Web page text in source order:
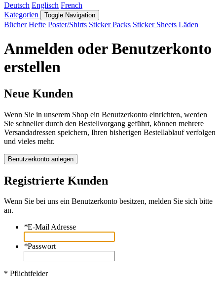
Deutsch Englisch French
Kategorien
Toggle Navigation
Bücher Hefte Poster/Shirts Sticker Packs Sticker Sheets Läden
Anmelden oder Benutzerkonto
erstellen
Neue Kunden
Wenn Sie in unserem Shop ein Benutzerkonto einrichten, werden
Sie schneller durch den Bestellvorgang geführt, können mehrere
Versandadressen speichern, Ihren bisherigen Bestellablauf verfolgen
und vieles mehr.
Benutzerkonto anlegen
Registrierte Kunden
Wenn Sie bei uns ein Benutzerkonto besitzen, melden Sie sich bitte
an.
*E-Mail Adresse
*Passwort
* Pflichtfelder